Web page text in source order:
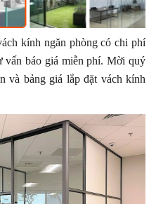
kính ngăn phòng có chi phí
vấn báo giá miễn phí. Mời quý
và bảng giá lắp đặt vách kính